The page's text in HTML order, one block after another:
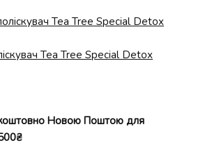
Tea Tree Special Detox
Новою Поштою для